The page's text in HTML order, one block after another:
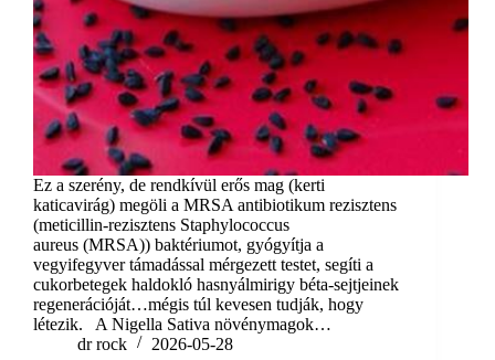
Ez a szerény, de rendkívül erős mag (kerti
katicavirág) megöli a MRSA antibiotikum rezisztens
(meticillin-rezisztens Staphylococcus
aureus (MRSA)) baktériumot, gyógyítja a
vegyifegyver támadással mérgezett testet, segíti a
cukorbetegek haldokló hasnyálmirigy béta-sejtjeinek
regenerációját…mégis túl kevesen tudják, hogy
létezik. A Nigella Sativa növénymagok…
dr rock
2026-05-28